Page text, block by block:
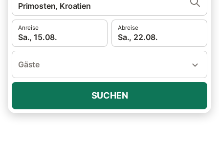
Primosten, Kroatien
Anreise
Sa., 15.08.
Abreise
Sa., 22.08.
Gäste
SUCHEN